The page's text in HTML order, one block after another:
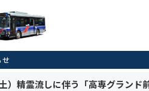
せ
）精霊流しに伴う「高専グラン